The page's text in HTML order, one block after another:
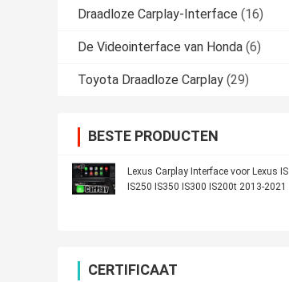
Draadloze Carplay-Interface (16)
De Videointerface van Honda (6)
Toyota Draadloze Carplay (29)
BESTE PRODUCTEN
Lexus Carplay Interface voor Lexus IS
IS250 IS350 IS300 IS200t 2013-2021
CERTIFICAAT